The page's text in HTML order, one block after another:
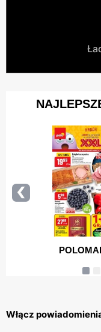
Włącz